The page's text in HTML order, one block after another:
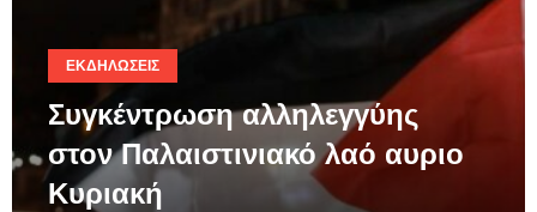
ΕΚΔΗΛΏΣΕΙΣ
Συγκέντρωση αλληλεγγύης
στον Παλαιστινιακό λαό αυριο
Κυριακή